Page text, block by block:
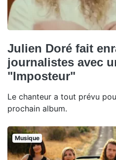
Julien Doré fait
journalistes avec
"Imposteur"
Le chanteur a tout prévu
prochain album.
Musique